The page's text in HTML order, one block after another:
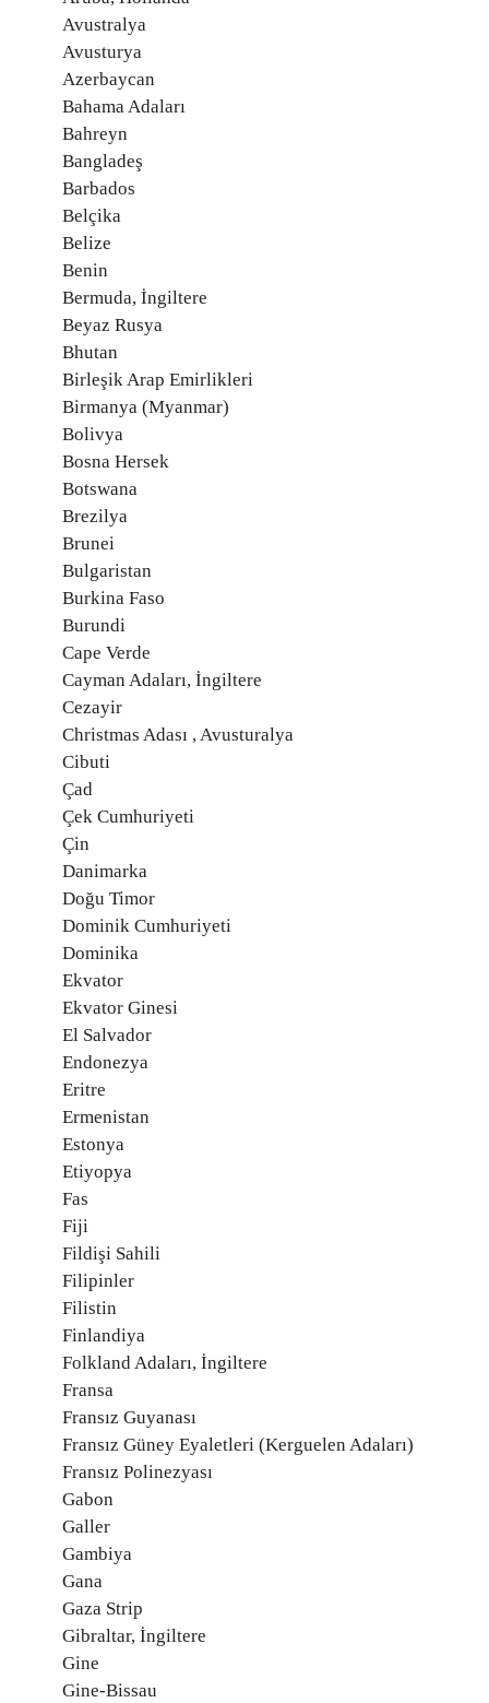
Avustralya
Avusturya
Azerbaycan
Bahama Adaları
Bahreyn
Bangladeş
Barbados
Belçika
Belize
Benin
Bermuda, İngiltere
Beyaz Rusya
Bhutan
Birleşik Arap Emirlikleri
Birmanya (Myanmar)
Bolivya
Bosna Hersek
Botswana
Brezilya
Brunei
Bulgaristan
Burkina Faso
Burundi
Cape Verde
Cayman Adaları, İngiltere
Cezayir
Christmas Adası , Avusturalya
Cibuti
Çad
Çek Cumhuriyeti
Çin
Danimarka
Doğu Timor
Dominik Cumhuriyeti
Dominika
Ekvator
Ekvator Ginesi
El Salvador
Endonezya
Eritre
Ermenistan
Estonya
Etiyopya
Fas
Fiji
Fildişi Sahili
Filipinler
Filistin
Finlandiya
Folkland Adaları, İngiltere
Fransa
Fransız Guyanası
Fransız Güney Eyaletleri (Kerguelen Adaları)
Fransız Polinezyası
Gabon
Galler
Gambiya
Gana
Gaza Strip
Gibraltar, İngiltere
Gine
Gine-Bissau